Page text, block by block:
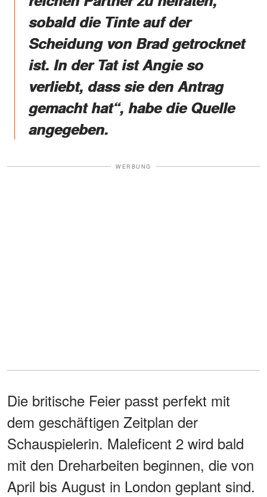
sobald die Tinte auf der
Scheidung von Brad getrocknet
ist. In der Tat ist Angie so
verliebt, dass sie den Antrag
gemacht hat“, habe die Quelle
angegeben.
WERBUNG
Die britische Feier passt perfekt mit
dem geschäftigen Zeitplan der
Schauspielerin. Maleficent 2 wird bald
mit den Dreharbeiten beginnen, die von
April bis August in London geplant sind.